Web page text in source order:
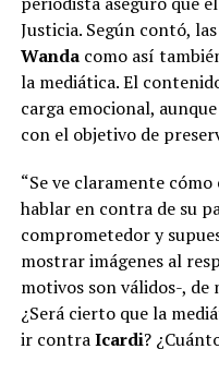
Justicia. Según contó,
Wandacomo así
la mediática. El
carga emocional,
con el objetivo de
“Se ve claramente
hablar en contra de su
comprometedor y
mostrar imágenes al
motivos son válidos-, de
¿Será cierto que la
ir contraIcardi?